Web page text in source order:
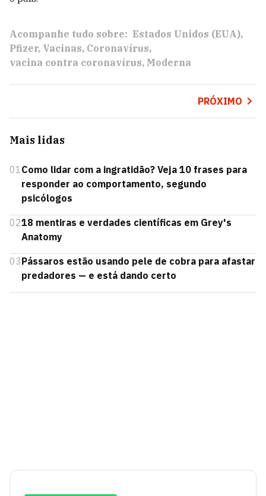
Acompanhe tudo sobre: Estados Unidos (EUA)
Pfizer Vacinas Coronavírus
vacina contra coronavírus Moderna
PRÓXIMO
Mais lidas
01Como lidar com a ingratidão? Veja 10 frases para
responder ao comportamento, segundo
psicólogos
0218 mentiras e verdades científicas em Grey's
Anatomy
03Pássaros estão usando pele de cobra para afastar
predadores — e está dando certo